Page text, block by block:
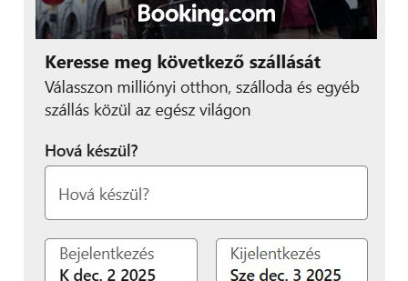
AZONBAN NAGYON ÚGY TŰNT, HOGY A NINTENDO
HOZZÁNYÚLNI A JÁTÉKHOZ, HOGY AZ ELNYERJE
SAKAMOTO TETSZÉSÉT, ÍGY A METROID PRIME-OT
KÖVETŐEN VÉGÜL ISMÉT EGY NYUGATI STÚDIÓ
A MercurySteam azért is tűnhetett ideális
választásnak, mert egy másik legendás japán
játékfejlesztővel, a Metal Gear Solidról ismert Hideo
Kojimával közösen már sikeresen támasztották fel